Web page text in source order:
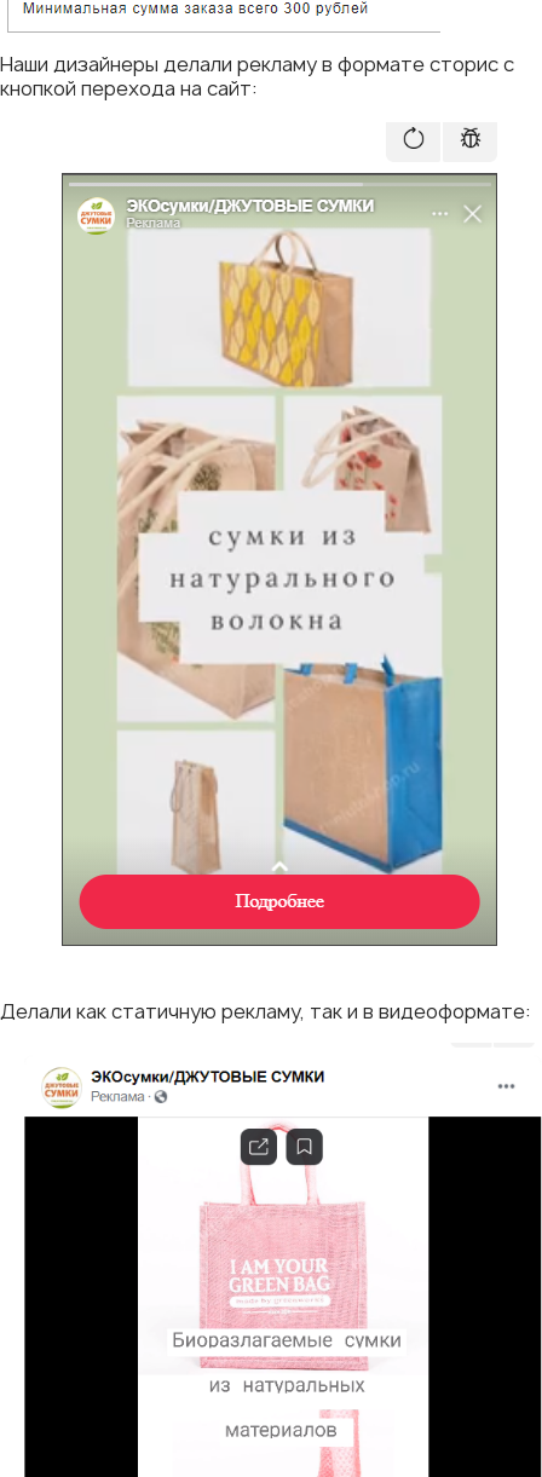
Наши дизайнеры делали рекламу в формате сторис с
кнопкой перехода на сайт:
Делали как статичную рекламу, так и в видеоформате: